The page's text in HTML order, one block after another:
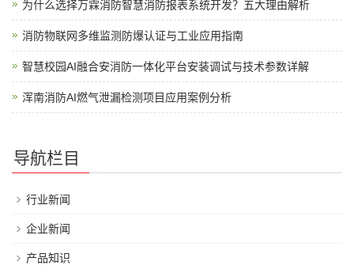
为什么选择万霖消防智慧消防报表系统开发？五大理由解析
消防物联网多维监测防爆认证与工业应用指南
智慧校园AI融合安消防一体化平台安装调试与技术参数详解
浑南消防AI燃气泄漏检测项目应用案例分析
导航栏目
行业新闻
企业新闻
产品知识